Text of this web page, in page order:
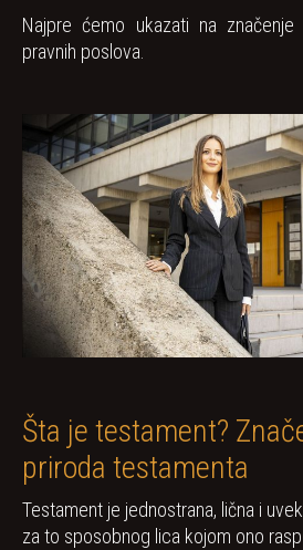
Najpre ćemo ukazati na
pravnih poslova.
Šta je testament?
priroda testamenta
Testament je jednostrana, lična i
za to sposobnog lica kojom ono